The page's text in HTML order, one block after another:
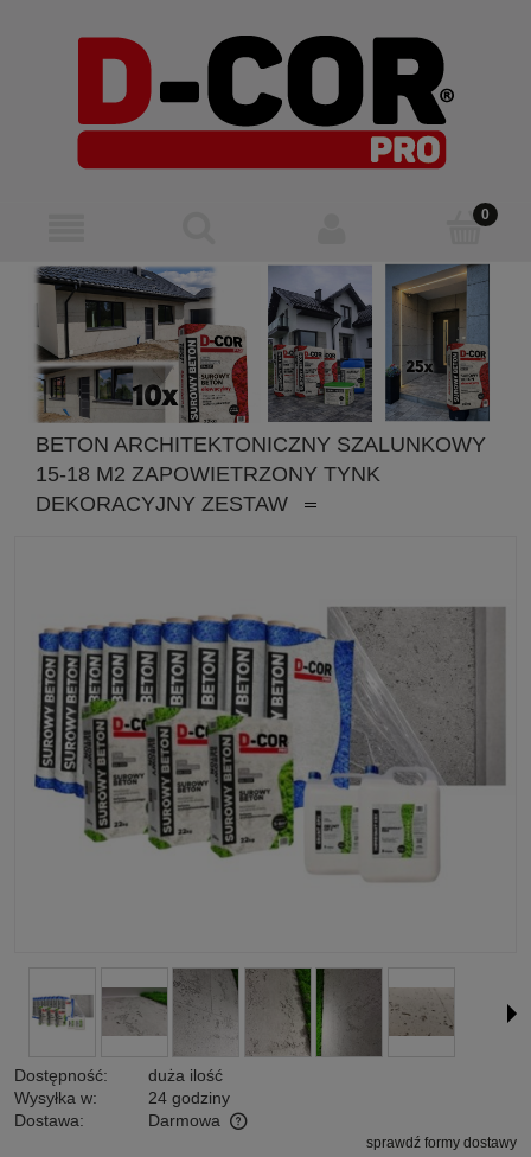
BETON ARCHITEKTONICZNY SZALUNKOWY
15-18 M2 ZAPOWIETRZONY TYNK
DEKORACYJNY ZESTAW
Dostępność:
duża ilość
Wysyłka w:
24 godziny
Dostawa:
Darmowa
Cena nie zawiera ewentualnych kosztów płatnościsprawdź formy dostawy